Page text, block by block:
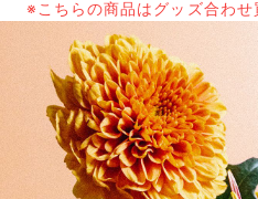
※こちらの商品はグッズ合わせ